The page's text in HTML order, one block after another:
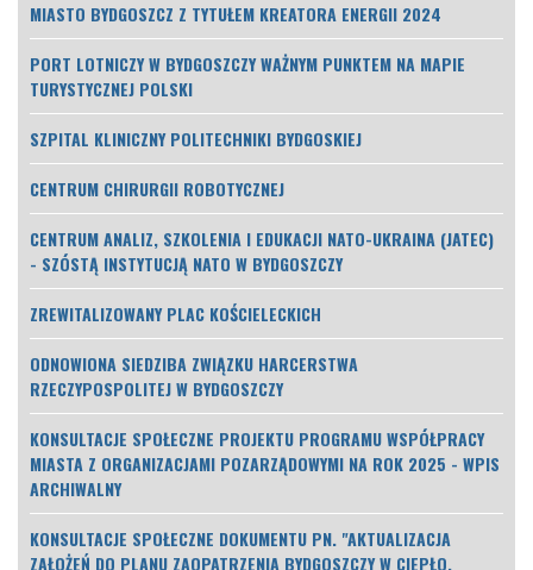
MIASTO BYDGOSZCZ Z TYTUŁEM KREATORA ENERGII 2024
PORT LOTNICZY W BYDGOSZCZY WAŻNYM PUNKTEM NA MAPIE
TURYSTYCZNEJ POLSKI
SZPITAL KLINICZNY POLITECHNIKI BYDGOSKIEJ
CENTRUM CHIRURGII ROBOTYCZNEJ
CENTRUM ANALIZ, SZKOLENIA I EDUKACJI NATO-UKRAINA (JATEC)
- SZÓSTĄ INSTYTUCJĄ NATO W BYDGOSZCZY
ZREWITALIZOWANY PLAC KOŚCIELECKICH
ODNOWIONA SIEDZIBA ZWIĄZKU HARCERSTWA
RZECZYPOSPOLITEJ W BYDGOSZCZY
KONSULTACJE SPOŁECZNE PROJEKTU PROGRAMU WSPÓŁPRACY
MIASTA Z ORGANIZACJAMI POZARZĄDOWYMI NA ROK 2025 - WPIS
ARCHIWALNY
KONSULTACJE SPOŁECZNE DOKUMENTU PN. "AKTUALIZACJA
ZAŁOŻEŃ DO PLANU ZAOPATRZENIA BYDGOSZCZY W CIEPŁO,